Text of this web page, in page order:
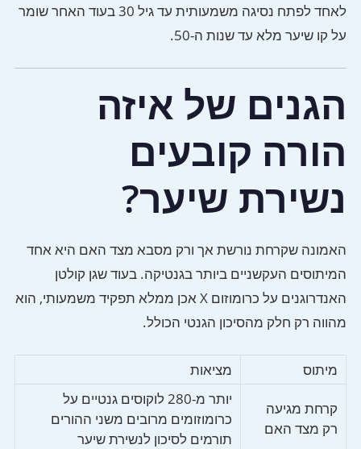
לאחד לפתח נסיגה משמעותית עד גיל 30 בעוד האחר שומר
על קו שיער מלא עד שנות ה-50.
הגנים של איזה
הורה קובעים
נשירת שיער?
האמונה שקרחת נורשת אך ורק מסבא מצד האם היא אחד
המיתוסים העקשניים ביותר בגנטיקה. בעוד שגן קולטן
האנדרוגנים על כרומוזום X אכן ממלא תפקיד משמעותי, הוא
מהווה רק חלק מהסיכון הגנטי הכולל.
מיתוס מציאות
קרחת מגיעה
רק מצד האם
יותר מ-280 לוקוסים גנטיים על
כרומוזומים מרובים משני ההורים
תורמים לסיכון לנשירת שיער